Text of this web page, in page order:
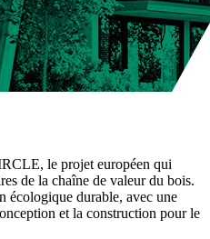
le projet européen qui
de la chaîne de valeur du bois.
écologique durable, avec une
et la construction pour le